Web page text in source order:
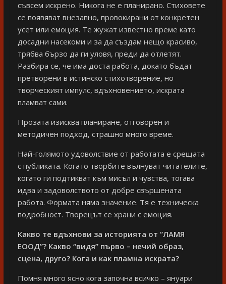
съвсем искрено. Никога не е планирано. Стиховете
се появяват внезапно, провокирани от конкретен
усет или емоция. Те жужат известно време като
досадни насекоми и за да създам нещо красиво,
трябва бързо да ги уловя, преди да отлетят.
Разбира се, че има доста работа, докато бъдат
претворени в истинско стихотворение, но
творческият импулс, вдъхновението, искрата
пламват сами.
Прозата изисква планиране, отговорен и
методичен подход, страшно много време.
Най-голямото удоволствие от работата е срещата
с публиката. Когато творбите вълнуват читателите,
когато ги подтикват към мисъл и чувства, тогава
идва и задоволството от добре свършената
работа. Формата няма значение. Тя е техническа
подробност. Творецът се храни с емоция.
Какво те вдъхнови за историята от “ЛАМЯ
ЕООД”? Какво “видя” първо – нечий образ,
сцена, друго? Кога и как пламна искрата?
Помня много ясно кога започна всичко – януари